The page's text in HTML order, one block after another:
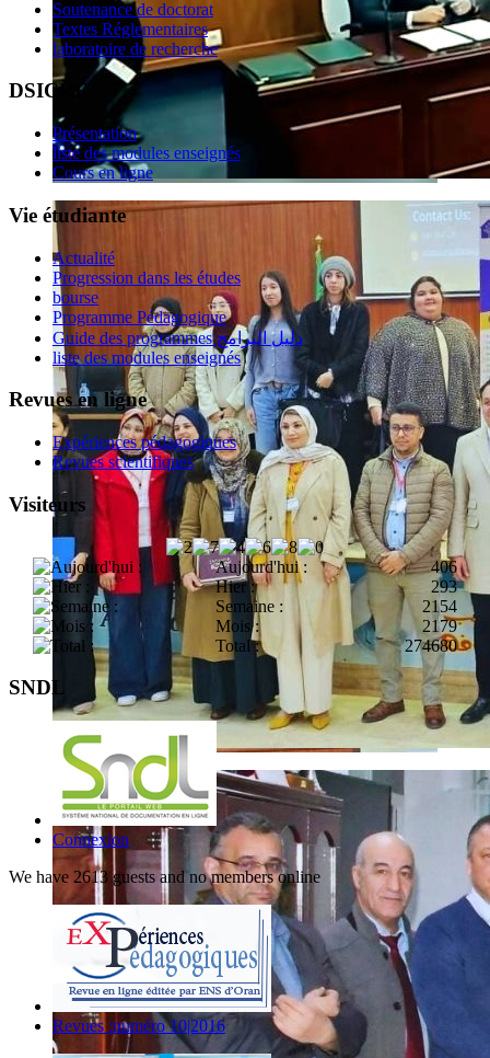
Soutenance de doctorat
Textes Réglementaires
laboratoire de recherche
DSICRE
Présentation
liste des modules enseignés
Cours en ligne
Vie étudiante
Actualité
Progression dans les études
bourse
Programme Pédagogique
Guide des programmes دليل البرامج
liste des modules enseignés
Revues en ligne
Expériences pédagogiques
Revues scientifiques
Visiteurs
Aujourd'hui :
406
Hier :
293
Semaine :
2154
Mois :
2179
Total :
274680
SNDL
Connexion
We have 2613 guests and no members online
Revues :numéro 10|2016